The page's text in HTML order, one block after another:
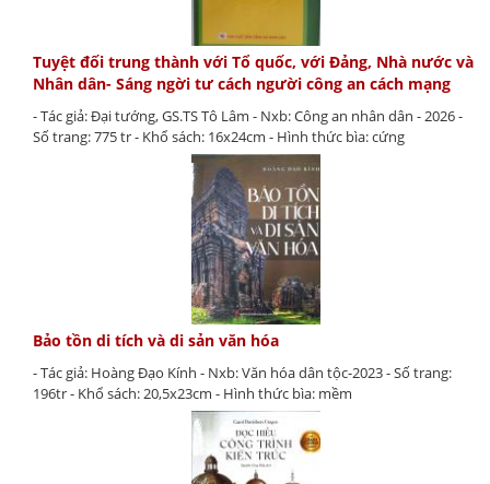
Tuyệt đối trung thành với Tổ quốc, với Đảng, Nhà nước và
Nhân dân- Sáng ngời tư cách người công an cách mạng
- Tác giả: Đại tướng, GS.TS Tô Lâm - Nxb: Công an nhân dân - 2026 -
Số trang: 775 tr - Khổ sách: 16x24cm - Hình thức bìa: cứng
Bảo tồn di tích và di sản văn hóa
- Tác giả: Hoàng Đạo Kính - Nxb: Văn hóa dân tộc-2023 - Số trang:
196tr - Khổ sách: 20,5x23cm - Hình thức bìa: mềm